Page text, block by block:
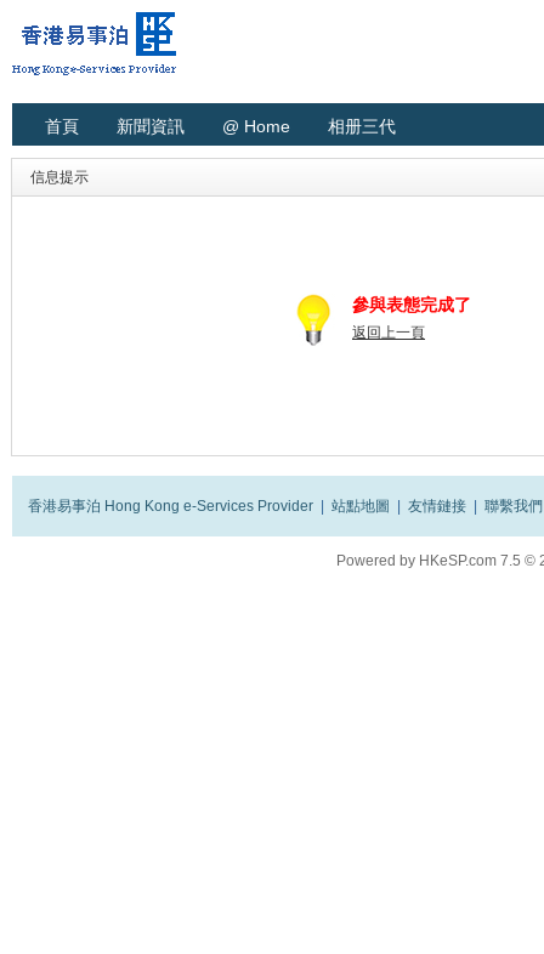
首頁 新聞資訊 @ Home 相册三代
信息提示
參與表態完成了
返回上一頁
香港易事泊 Hong Kong e-Services Provider 站點地圖 友情鏈接 聯繫我們
Powered by HKeSP.com 7.5 ©